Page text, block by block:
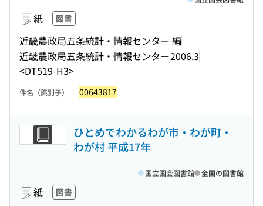
紙 図書
近畿農政局五条統計・情報センター 編
近畿農政局五条統計・情報センター2006.3
<DT519-H3>
件名（識別子） 00643817
ひとめでわかるわが市・わが町・
わが村 平成17年
紙 図書
国立国会図書館 全国の図書館